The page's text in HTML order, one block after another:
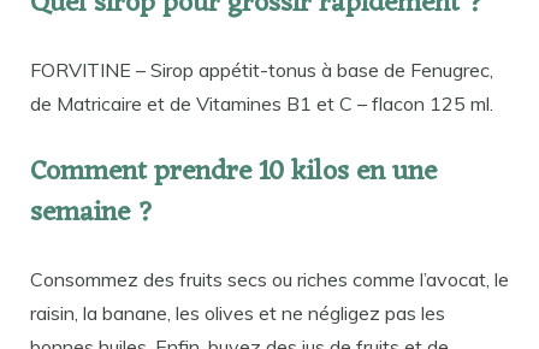
FORVITINE – Sirop appétit-tonus à base de Fenugrec,
de Matricaire et de Vitamines B1 et C – flacon 125 ml.
Comment prendre 10 kilos en une
semaine ?
Consommez des fruits secs ou riches comme l’avocat, le
raisin, la banane, les olives et ne négligez pas les